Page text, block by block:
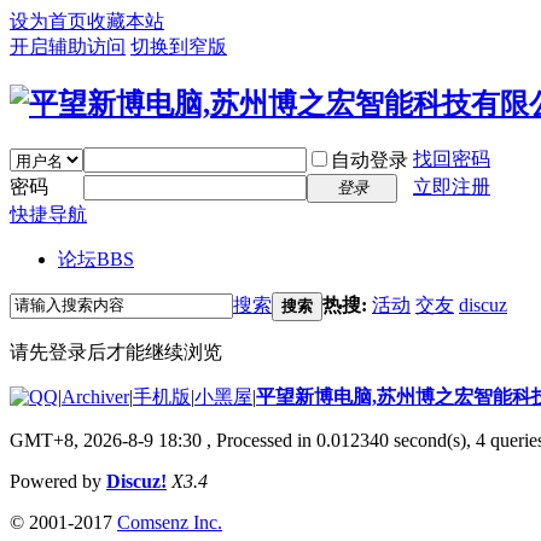
设为首页收藏本站
开启辅助访问 切换到窄版
自动登录 找回密码
密码
登录
立即注册
快捷导航
论坛BBS
搜索 搜索 热搜: 活动 交友 discuz
请先登录后才能继续浏览
|Archiver|手机版|小黑屋|平望新博电脑,苏州博之宏智能科
GMT+8, 2026-8-9 18:30 , Processed in 0.012340 second(s), 4
Powered by Discuz! X3.4
© 2001-2017 Comsenz Inc.